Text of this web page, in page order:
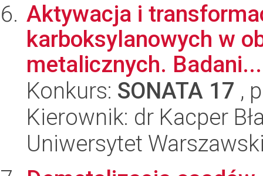
Aktywacja i
karboksylanowych w
metalicznych. Badani...
Konkurs: SONATA 17 ,
Kierownik: dr Kacper
Uniwersytet